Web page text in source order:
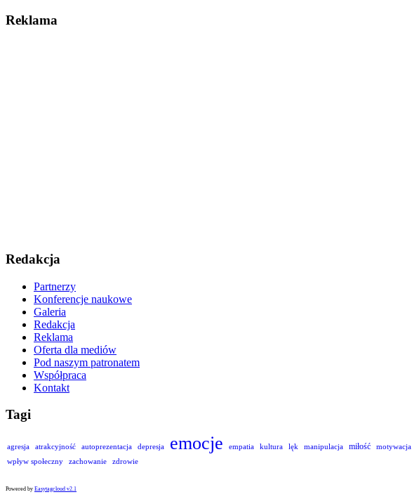
Reklama
Redakcja
Partnerzy
Konferencje naukowe
Galeria
Redakcja
Reklama
Oferta dla mediów
Pod naszym patronatem
Współpraca
Kontakt
Tagi
agresja atrakcyjność autoprezentacja depresja emocje empatia kultura lęk manipulacja miłość motywacja
wpływ społeczny
zachowanie zdrowie
Powered by Easytagcloud v2.1